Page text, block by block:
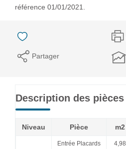
référence 01/01/2021.
Partager
Description des pièces
Niveau Pièce m2
Entrée Placards 4,98